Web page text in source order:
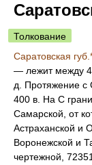
Толкование
Саратовская
— лежит между
д. Протяжение
400 в. На С
Самарской, от
Астраханской и
Воронежской и
чертежной,